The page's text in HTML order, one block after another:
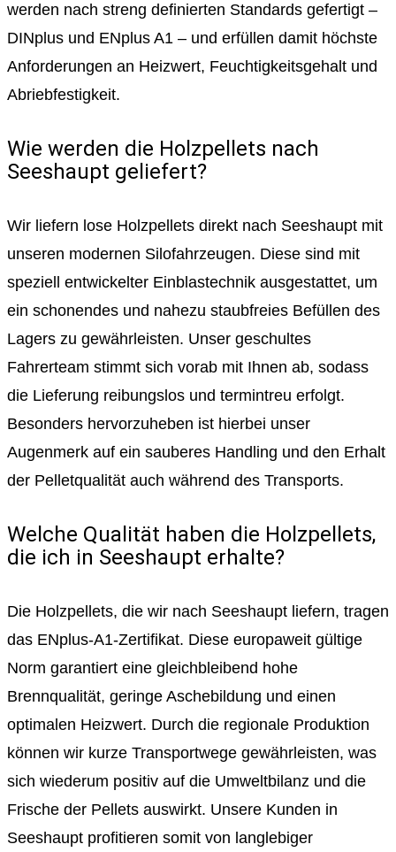
werden nach streng definierten Standards gefertigt –
DINplus und ENplus A1 – und erfüllen damit höchste
Anforderungen an Heizwert, Feuchtigkeitsgehalt und
Abriebfestigkeit.
Wie werden die Holzpellets nach
Seeshaupt geliefert?
Wir liefern lose Holzpellets direkt nach Seeshaupt mit
unseren modernen Silofahrzeugen. Diese sind mit
speziell entwickelter Einblastechnik ausgestattet, um
ein schonendes und nahezu staubfreies Befüllen des
Lagers zu gewährleisten. Unser geschultes
Fahrerteam stimmt sich vorab mit Ihnen ab, sodass
die Lieferung reibungslos und termintreu erfolgt.
Besonders hervorzuheben ist hierbei unser
Augenmerk auf ein sauberes Handling und den Erhalt
der Pelletqualität auch während des Transports.
Welche Qualität haben die Holzpellets,
die ich in Seeshaupt erhalte?
Die Holzpellets, die wir nach Seeshaupt liefern, tragen
das ENplus-A1-Zertifikat. Diese europaweit gültige
Norm garantiert eine gleichbleibend hohe
Brennqualität, geringe Aschebildung und einen
optimalen Heizwert. Durch die regionale Produktion
können wir kurze Transportwege gewährleisten, was
sich wiederum positiv auf die Umweltbilanz und die
Frische der Pellets auswirkt. Unsere Kunden in
Seeshaupt profitieren somit von langlebiger